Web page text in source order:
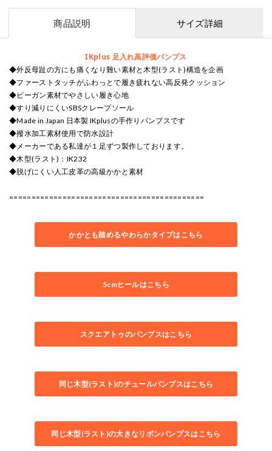
商品説明 サイズ詳細
IKplus 足入れ高評価パンプス
◆外反母趾の方にも痛くなり難い素材と木型(ラスト)構造を企画
◆ファーストタッチがふわっとで履き疲れない高反発クッション
◆ビーガン素材でやさしい履き心地
◆すり減りにくいSBSクレープソール
◆Made in Japan 日本製 IKplusの手作りパンプスです
◆撥水加工素材使用で防水設計
◆メーカーである私達が１足ずつ製作しております。
◆木型(ラスト)：IK232
◆脱げにくい人工皮革の高級かかと素材
============================================
かかとも踏めるやわらかタイプはこちら
5cmヒールはこちら
スクエアトゥのパンプスはこちら
同じ木型(ラスト)のチュールパンプスはこちら
同じ木型(ラスト)の大きなリボンパンプスはこちら